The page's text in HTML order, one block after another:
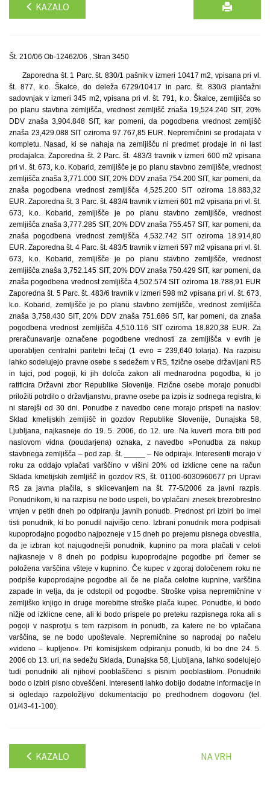
KAZALO
Št. 210/06 Ob-12462/06 , Stran 3450
Zaporedna št. 1 Parc. št. 830/1 pašnik v izmeri 10417 m2, vpisana pri vl.
št. 877, k.o. Škalce, do deleža 6729/10417 in parc. št. 830/3 plantažni
sadovnjak v izmeri 345 m2, vpisana pri vl. št. 791, k.o. Škalce, zemljišča so
po planu stavbna zemljišča, vrednost zemljišč znaša 19,524.240 SIT, 20%
DDV znaša 3,904.848 SIT, kar pomeni, da pogodbena vrednost zemljišč
znaša 23,429.088 SIT oziroma 97.767,85 EUR. Nepremičnini se prodajata v
kompletu. Nasad, ki se nahaja na zemljišču ni predmet prodaje in ni last
prodajalca. Zaporedna št. 2 Parc. št. 483/3 travnik v izmeri 600 m2 vpisana
pri vl. št. 673, k.o. Kobarid, zemljišče je po planu stavbno zemljišče, vrednost
zemljišča znaša 3,771.000 SIT, 20% DDV znaša 754.200 SIT, kar pomeni, da
znaša pogodbena vrednost zemljišča 4,525.200 SIT oziroma 18.883,32
EUR. Zaporedna št. 3 Parc. št. 483/4 travnik v izmeri 601 m2 vpisana pri vl. št.
673, k.o. Kobarid, zemljišče je po planu stavbno zemljišče, vrednost
zemljišča znaša 3,777.285 SIT, 20% DDV znaša 755.457 SIT, kar pomeni, da
znaša pogodbena vrednost zemljišča 4,532.742 SIT oziroma 18.914,80
EUR. Zaporedna št. 4 Parc. št. 483/5 travnik v izmeri 597 m2 vpisana pri vl. št.
673, k.o. Kobarid, zemljišče je po planu stavbno zemljišče, vrednost
zemljišča znaša 3,752.145 SIT, 20% DDV znaša 750.429 SIT, kar pomeni, da
znaša pogodbena vrednost zemljišča 4,502.574 SIT oziroma 18.788,91 EUR
Zaporedna št. 5 Parc. št. 483/6 travnik v izmeri 598 m2 vpisana pri vl. št. 673,
k.o. Kobarid, zemljišče je po planu stavbno zemljišče, vrednost zemljišča
znaša 3,758.430 SIT, 20% DDV znaša 751.686 SIT, kar pomeni, da znaša
pogodbena vrednost zemljišča 4,510.116 SIT oziroma 18.820,38 EUR. Za
preračunavanje označene pogodbene vrednosti za zemljišča v evrih je
uporabljen centralni paritetni tečaj (1 evro = 239,640 tolarja). Na razpisu
lahko sodelujejo pravne osebe s sedežem v RS, fizične osebe državljani RS
in tujci, pod pogoji, ki jih določa zakon ali mednarodna pogodba, ki jo
ratificira Državni zbor Republike Slovenije. Fizične osebe morajo ponudbi
priložiti potrdilo o državljanstvu, pravne osebe pa izpis iz sodnega registra, ki
ni starejši od 30 dni. Ponudbe z navedbo cene morajo prispeti na naslov:
Sklad kmetijskih zemljišč in gozdov Republike Slovenije, Dunajska 58,
Ljubljana, najkasneje do 19. 5. 2006, do 12. ure. Na kuverti mora biti pod
naslovom vidna (poudarjena) oznaka, z navedbo »Ponudba za nakup
stavbnega zemljišča – pod zap. št. _____ – Ne odpiraj«. Interesenti morajo v
roku za oddajo vplačati varščino v višini 20% od izklicne cene na račun
Sklada kmetijskih zemljišč in gozdov RS, št. 01100-6030960677 pri Upravi
RS za javna plačila, s sklicevanjem na št. 77-5/2006 za javni razpis.
Ponudnikom, ki na razpisu ne bodo uspeli, bo vplačani znesek brezobrestno
vrnjen v petih dneh po odpiranju javnih ponudb. Prednost pri izbiri bo imel
tisti ponudnik, ki bo ponudil najvišjo ceno. Izbrani ponudnik mora podpisati
kupoprodajno pogodbo najpozneje v 15 dneh po prejemu pisnega obvestila,
da je izbran kot najugodnejši ponudnik, kupnino pa mora plačati v celoti
najkasneje v 8 dneh po podpisu kupoprodajne pogodbe pri čemer se
položena varščina všteje v kupnino. Če kupec v zgoraj določenem roku ne
podpiše kupoprodajne pogodbe ali če ne plača celotne kupnine, varščina
zapade in velja, da je odstopil od pogodbe. Stroške vpisa nepremičnine v
zemljiško knjigo in druge morebitne stroške plača kupec. Ponudbe, ki bodo
nižje od izklicne cene, ali ki bodo prispele po preteku razpisnega roka ali s
pogoji v nasprotju s tem razpisom in ponudb, za katere ne bo vplačana
varščina, se ne bodo upoštevale. Nepremičnine so naprodaj po načelu
»videno – kupljeno«. Pri komisijskem odpiranju ponudb, ki bo dne 24. 5.
2006 ob 13. uri, na sedežu Sklada, Dunajska 58, Ljubljana, lahko sodelujejo
tudi ponudniki ali njihovi pooblaščenci s pisnim pooblastilom. Ponudniki
bodo o izbiri pisno obveščeni. Interesenti lahko dobijo dodatne informacije in
si ogledajo razpoložljivo dokumentacijo po predhodnem dogovoru (tel.
01/43-41-100).
KAZALO NA VRH